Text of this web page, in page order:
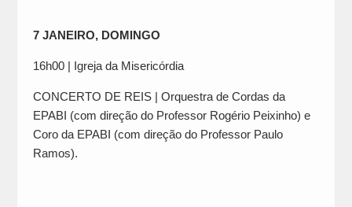
7 JANEIRO, DOMINGO
16h00 | Igreja da Misericórdia
CONCERTO DE REIS | Orquestra de Cordas da
EPABI (com direção do Professor Rogério Peixinho) e
Coro da EPABI (com direção do Professor Paulo
Ramos).